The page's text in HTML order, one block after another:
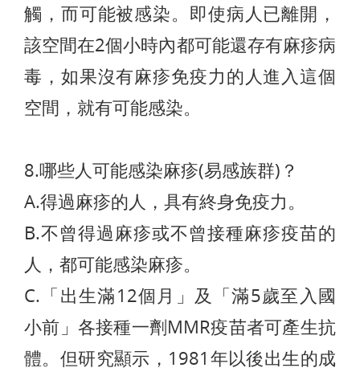
觸，而可能被感染。即使病人已離開，
該空間在2個小時內都可能還存有麻疹病
毒，如果沒有麻疹免疫力的人進入這個
空間，就有可能感染。
8.哪些人可能感染麻疹(易感族群)？
A.得過麻疹的人，具有終身免疫力。
B.不曾得過麻疹或不曾接種麻疹疫苗的
人，都可能感染麻疹。
C.「出生滿12個月」及「滿5歲至入國
小前」各接種一劑MMR疫苗者可產生抗
體。但研究顯示，1981年以後出生的成